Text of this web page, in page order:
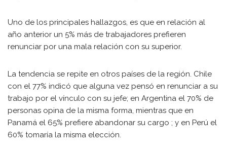
Uno de los principales hallazgos, es que en relación al
año anterior un 5% más de trabajadores prefieren
renunciar por una mala relación con su superior.
La tendencia se repite en otros países de la región. Chile
con el 77% indicó que alguna vez pensó en renunciar a su
trabajo por el vínculo con su jefe; en Argentina el 70% de
personas opina de la misma forma, mientras que en
Panamá el 65% prefiere abandonar su cargo ; y en Perú el
60% tomaría la misma elección.